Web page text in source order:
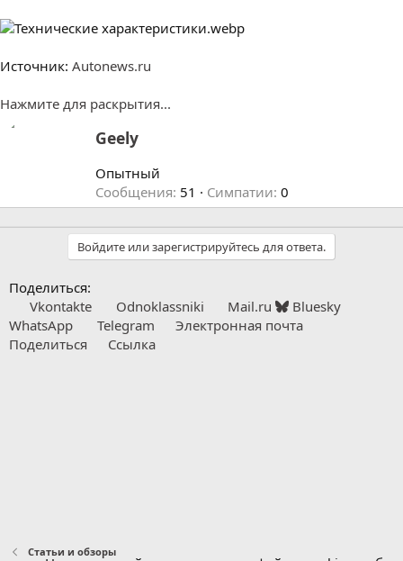
Источник: Autonews.ru
Нажмите для раскрытия...
А
т
о
р
Geely
Опытный
Сообщения 51 Симпатии 0
Войдите или зарегистрируйтесь для ответа.
Поделиться:
Vkontakte
Odnoklassniki Mail.ru
Bluesky
WhatsApp
Telegram
Электронная почта
Поделиться
Ссылка
Статьи и обзоры